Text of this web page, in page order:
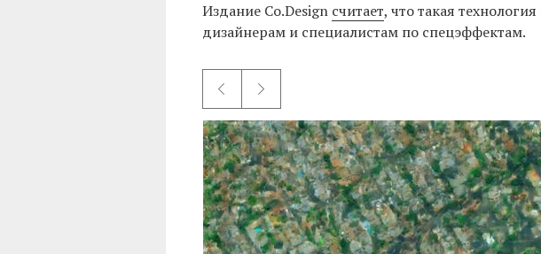
Издание Co.Design считает, что такая
дизайнерам и специалистам по спецэффектам.